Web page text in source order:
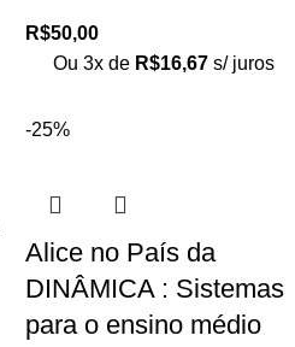
R$50,00
Ou 3x de R$16,67 s/ juros
-25%
Alice no País da
DINÂMICA : Sistemas
para o ensino médio